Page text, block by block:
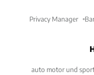
Privacy Manager
auto motor und